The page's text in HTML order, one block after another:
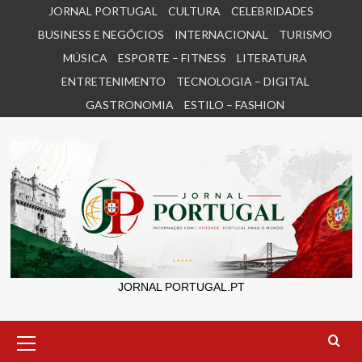
JORNAL PORTUGAL CULTURA
CELEBRIDADES
BUSINESS E NEGÓCIOS
INTERNACIONAL
TURISMO
MÚSICA
ESPORTE – FITNESS
LITERATURA
ENTRETENIMENTO
TECNOLOGIA – DIGITAL
GASTRONOMIA
ESTILO – FASHION
JORNAL PORTUGAL.PT
Menu